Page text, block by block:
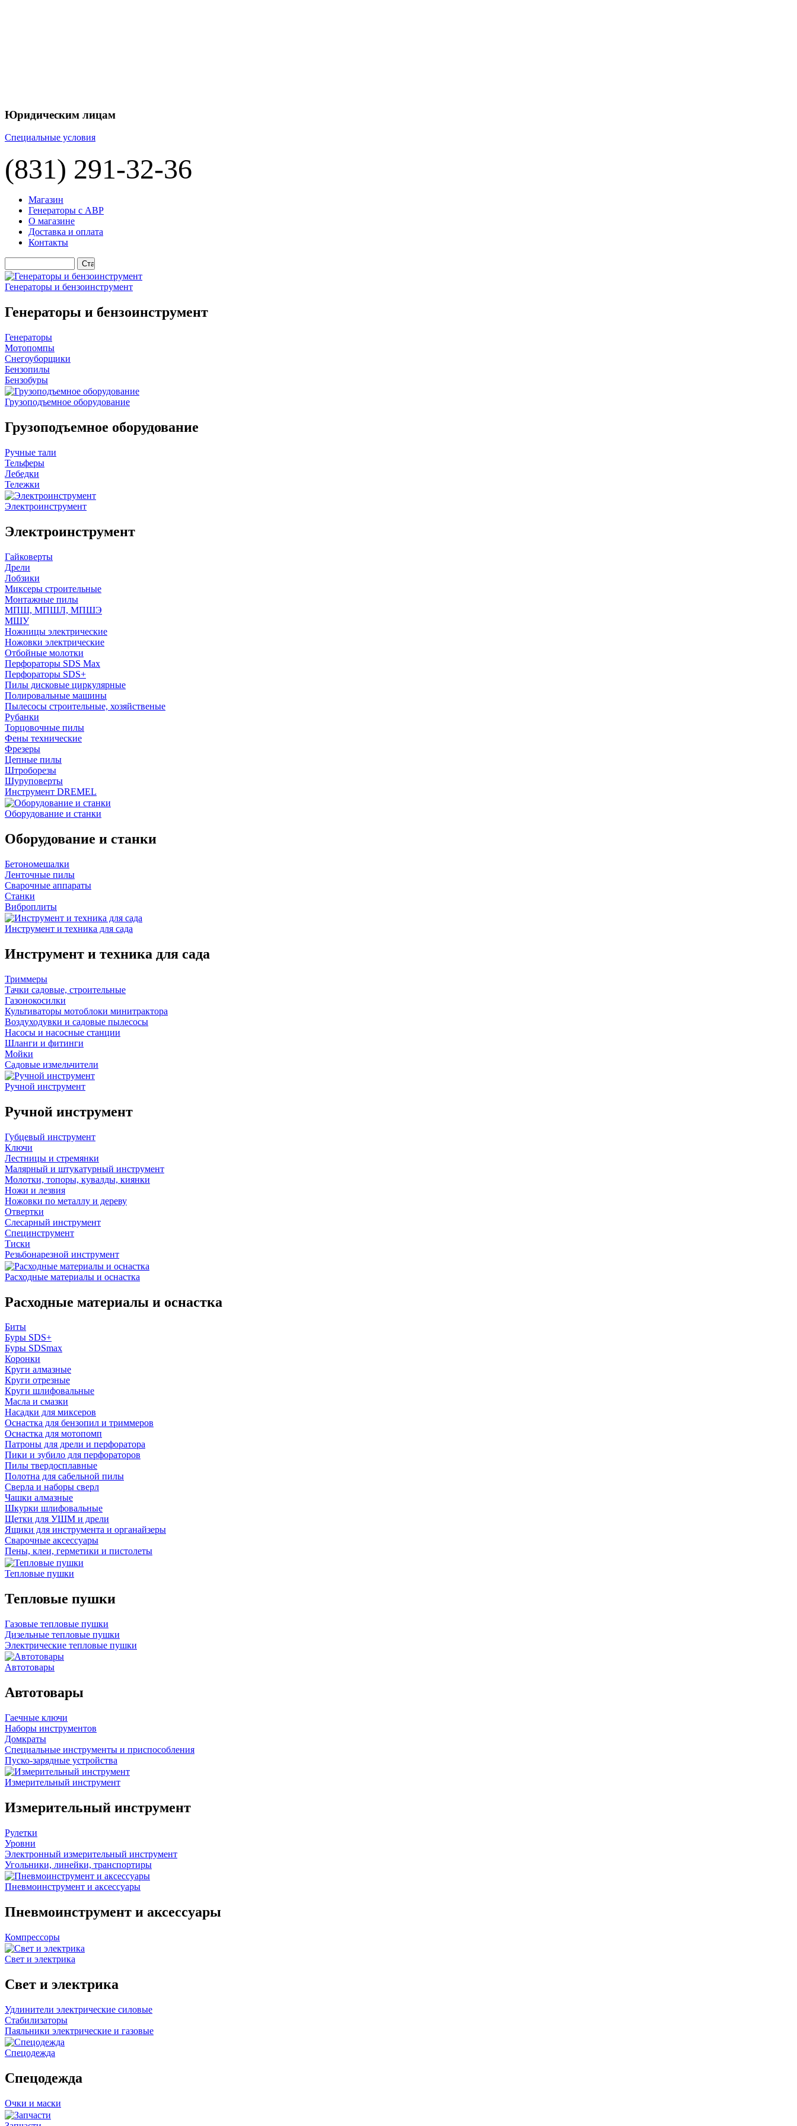
Юридическим лицам
Специальные условия
(831) 291-32-36
Магазин
Генераторы с АВР
О магазине
Доставка и оплата
Контакты
Генераторы и бензоинструмент
Генераторы и бензоинструмент
Генераторы
Мотопомпы
Снегоуборщики
Бензопилы
Бензобуры
Грузоподъемное оборудование
Грузоподъемное оборудование
Ручные тали
Тельферы
Лебедки
Тележки
Электроинструмент
Электроинструмент
Гайковерты
Дрели
Лобзики
Миксеры строительные
Монтажные пилы
МПШ, МПШЛ, МПШЭ
МШУ
Ножницы электрические
Ножовки электрические
Отбойные молотки
Перфораторы SDS Max
Перфораторы SDS+
Пилы дисковые циркулярные
Полировальные машины
Пылесосы строительные, хозяйственые
Рубанки
Торцовочные пилы
Фены технические
Фрезеры
Цепные пилы
Штроборезы
Шуруповерты
Инструмент DREMEL
Оборудование и станки
Оборудование и станки
Бетономешалки
Ленточные пилы
Сварочные аппараты
Станки
Виброплиты
Инструмент и техника для сада
Инструмент и техника для сада
Триммеры
Тачки садовые, строительные
Газонокосилки
Культиваторы мотоблоки минитрактора
Воздуходувки и садовые пылесосы
Насосы и насосные станции
Шланги и фитинги
Мойки
Садовые измельчители
Ручной инструмент
Ручной инструмент
Губцевый инструмент
Ключи
Лестницы и стремянки
Малярный и штукатурный инструмент
Молотки, топоры, кувалды, киянки
Ножи и лезвия
Ножовки по металлу и дереву
Отвертки
Слесарный инструмент
Специнструмент
Тиски
Резьбонарезной инструмент
Расходные материалы и оснастка
Расходные материалы и оснастка
Биты
Буры SDS+
Буры SDSmax
Коронки
Круги алмазные
Круги отрезные
Круги шлифовальные
Масла и смазки
Насадки для миксеров
Оснастка для бензопил и триммеров
Оснастка для мотопомп
Патроны для дрели и перфоратора
Пики и зубило для перфораторов
Пилы твердосплавные
Полотна для сабельной пилы
Сверла и наборы сверл
Чашки алмазные
Шкурки шлифовальные
Щетки для УШМ и дрели
Ящики для инструмента и органайзеры
Сварочные аксессуары
Пены, клеи, герметики и пистолеты
Тепловые пушки
Тепловые пушки
Газовые тепловые пушки
Дизельные тепловые пушки
Электрические тепловые пушки
Автотовары
Автотовары
Гаечные ключи
Наборы инструментов
Домкраты
Специальные инструменты и приспособления
Пуско-зарядные устройства
Измерительный инструмент
Измерительный инструмент
Рулетки
Уровни
Электронный измерительный инструмент
Угольники, линейки, транспортиры
Пневмоинструмент и аксессуары
Пневмоинструмент и аксессуары
Компрессоры
Свет и электрика
Свет и электрика
Удлинители электрические силовые
Стабилизаторы
Паяльники электрические и газовые
Спецодежда
Спецодежда
Очки и маски